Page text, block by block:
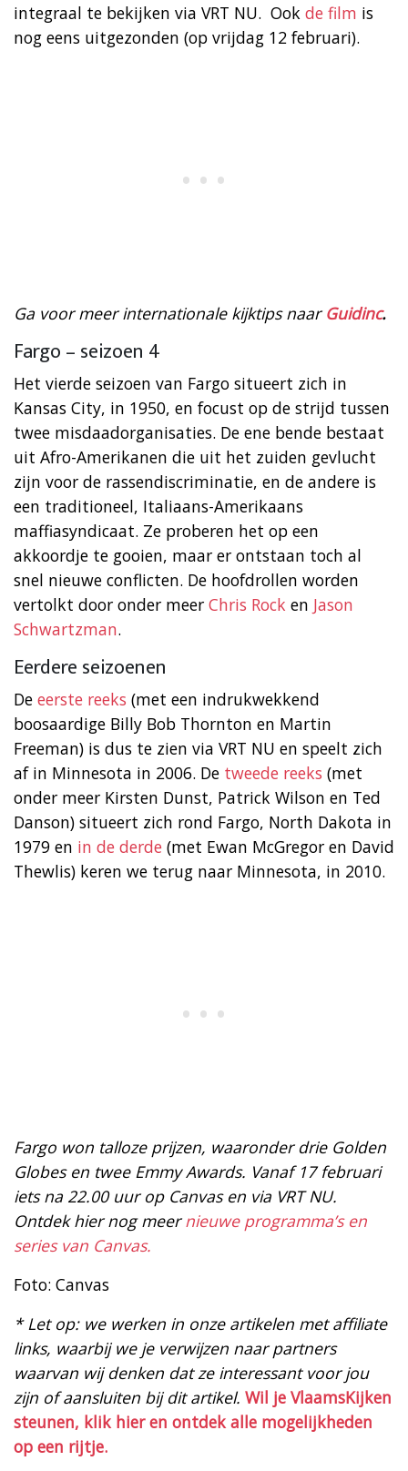
integraal te bekijken via VRT NU. Ook de film is
nog eens uitgezonden (op vrijdag 12 februari).
Ga voor meer internationale kijktips naarGuidinc.
Fargo – seizoen 4
Het vierde seizoen van Fargo situeert zich in
Kansas City, in 1950, en focust op de strijd tussen
twee misdaadorganisaties. De ene bende bestaat
uit Afro-Amerikanen die uit het zuiden gevlucht
zijn voor de rassendiscriminatie, en de andere is
een traditioneel, Italiaans-Amerikaans
maffiasyndicaat. Ze proberen het op een
akkoordje te gooien, maar er ontstaan toch al
snel nieuwe conflicten. De hoofdrollen worden
vertolkt door onder meer Chris Rock en Jason
Schwartzman.
Eerdere seizoenen
De eerste reeks (met een indrukwekkend
boosaardige Billy Bob Thornton en Martin
Freeman) is dus te zien via VRT NU en speelt zich
af in Minnesota in 2006. De tweede reeks (met
onder meer Kirsten Dunst, Patrick Wilson en Ted
Danson) situeert zich rond Fargo, North Dakota in
1979 en in de derde (met Ewan McGregor en David
Thewlis) keren we terug naar Minnesota, in 2010.
Fargo won talloze prijzen, waaronder drie Golden
Globes en twee Emmy Awards. Vanaf 17 februari
iets na 22.00 uur op Canvas en via VRT NU.
Ontdek hier nog meernieuwe programma’s en
series van Canvas.
Foto: Canvas
* Let op: we werken in onze artikelen met affiliate
links, waarbij we je verwijzen naar partners
waarvan wij denken dat ze interessant voor jou
zijn of aansluiten bij dit artikel. Wil je VlaamsKijken
steunen, klik hier en ontdek alle mogelijkheden
op een rijtje.